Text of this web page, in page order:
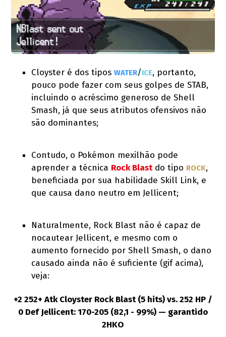
Cloyster é dos tiposWATER/ICE, portanto,
pouco pode fazer com seus golpes de STAB,
incluindo o acréscimo generoso de Shell
Smash, já que seus atributos ofensivos não
são dominantes;
Contudo, o Pokémon mexilhão pode
aprender a técnica Rock Blastdo tipo ROCK,
beneficiada por sua habilidade Skill Link, e
que causa dano neutro em Jellicent;
Naturalmente, Rock Blast não é capaz de
nocautear Jellicent, e mesmo com o
aumento fornecido por Shell Smash, o dano
causado ainda não é suficiente (gif acima),
veja:
+2 252+ Atk Cloyster Rock Blast (5 hits) vs. 252 HP /
0 Def Jellicent: 170-205 (82,1 - 99%) — garantido
2HKO